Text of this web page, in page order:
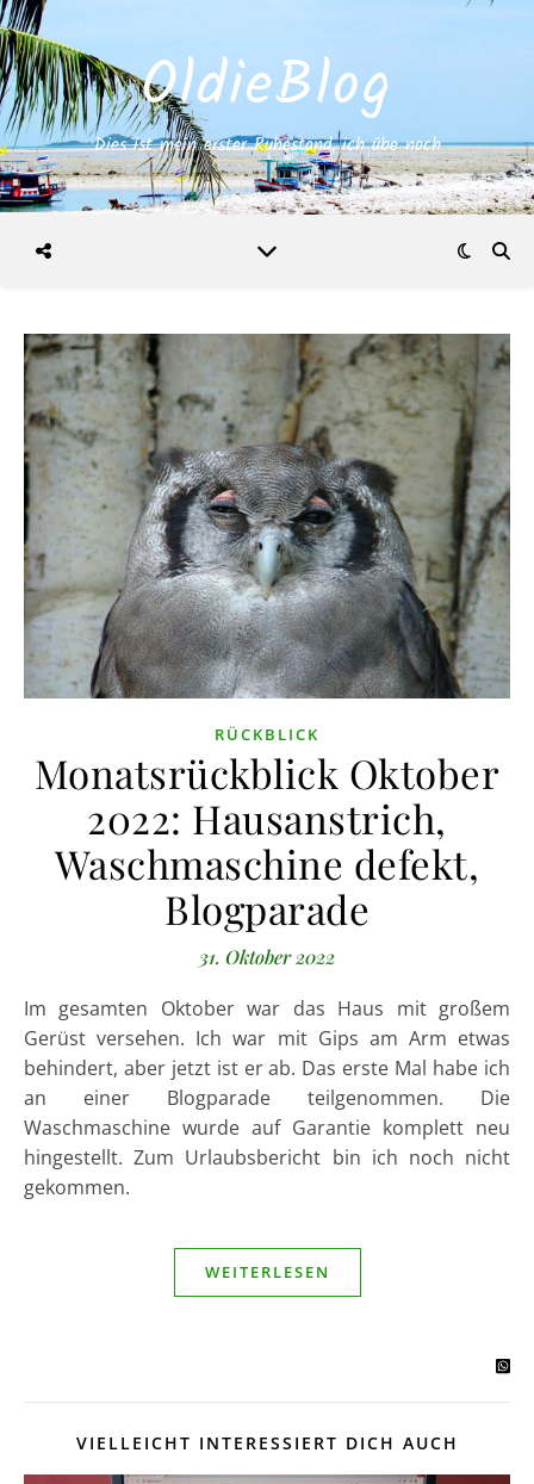
OldieBlog
Dies ist mein erster Ruhestand, ich übe noch
RÜCKBLICK
Monatsrückblick Oktober
2022: Hausanstrich,
Waschmaschine defekt,
Blogparade
31. Oktober 2022
Im gesamten Oktober war das Haus mit großem
Gerüst versehen. Ich war mit Gips am Arm etwas
behindert, aber jetzt ist er ab. Das erste Mal habe ich
an einer Blogparade teilgenommen. Die
Waschmaschine wurde auf Garantie komplett neu
hingestellt. Zum Urlaubsbericht bin ich noch nicht
gekommen.
WEITERLESEN
VIELLEICHT INTERESSIERT DICH AUCH